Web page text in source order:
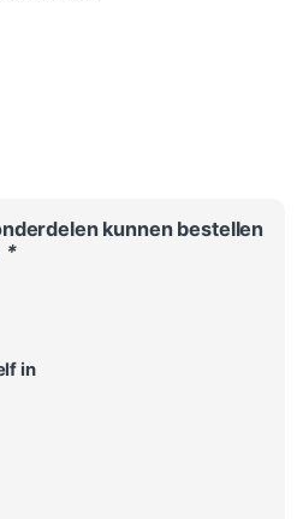
kunnen bestellen
*
in